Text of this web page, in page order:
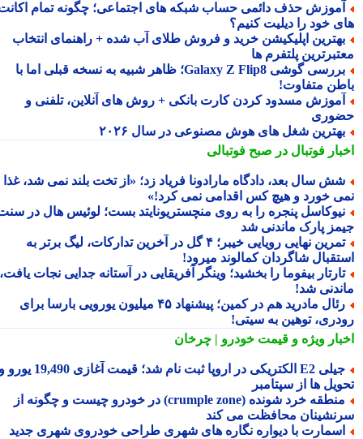
حذف دائمی حساب شبکه های اجتماعی؛ چگونه تمام اکانت
خود را دیلیت کنیم؟
اپلیکیشن خرید و فروش طلای آب شده + راهنمای انتخاب
پلتفرم ها
بررسی گوشی Galaxy Z Flip8؛ ظاهر شبیه به نسخه قبلی اما با
متفاوت!
مسدود کردن کارت بانکی + روش های آنلاین، تلفنی و
شغل های هوش مصنوعی در سال ۲۰۲۶
فوتبال در صبح فوتبالی
سال بعد، دادگاه مارادونا فریاد زد؛ «از تخت بلند نمی شد، غذا
خورد و هیچ کس اقدامی نمی کرد!»
پنجره را به روی منچستریونایتد بست؛ لوئیس هال در سنت
پارک ماندنی شد
تمرین نهایی رویایی خیبر؛ ۴ گل در آخرین تدارکات، لیگ برتر به
شاگردان کمالوند میرود!
بیفوما را بخشید؛ وینگر آفریقایی در آستانه جدایی نجات یافت،
شد!
رئال مادرید هم در کمین؛ پیشنهاد ۴۵ میلیون یورویی بارسا برای
توهین به سیتی!
ویژهو قیمت خودرو | چرخان
جیلی E2 الکتریکی در اروپا ثبت نام شد؛ قیمت آغازی 19,490 یورو و
ها از سپتامبر
منطقه خرد شونده (crumple zone) در خودرو چیست و چگونه از
محافظت می کند
با دیواره نگاره های شهری طراحی خودروی شهری جدید